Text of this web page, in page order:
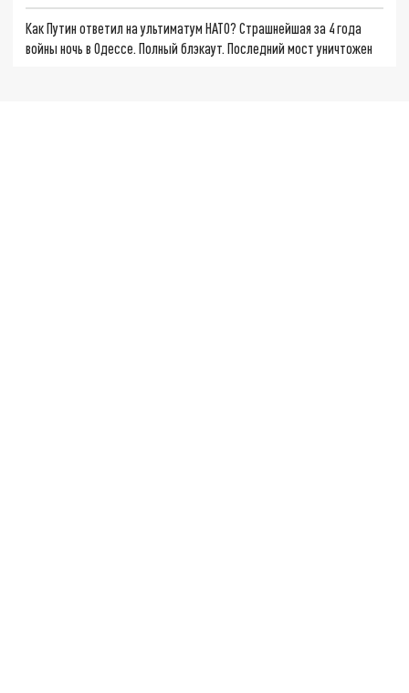
Как Путин ответил на ультиматум НАТО? Страшнейшая за 4 года
войны ночь в Одессе. Полный блэкаут. Последний мост уничтожен